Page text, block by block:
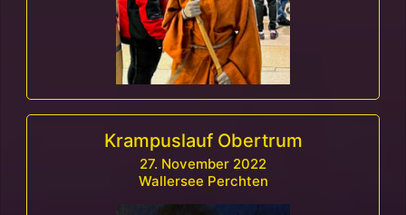
Krampuslauf Obertrum
27. November 2022
Wallersee Perchten